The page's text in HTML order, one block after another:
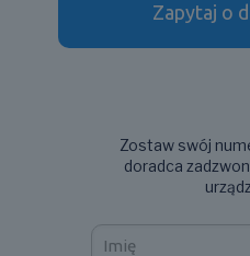
Zapytaj o
Zostaw swój
doradca